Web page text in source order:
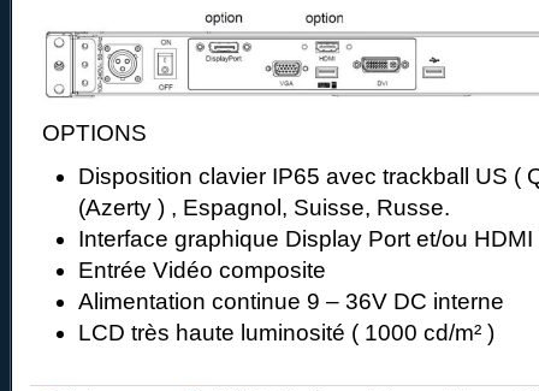
OPTIONS
Disposition clavier IP65 avec trackball US (
(Azerty ) , Espagnol, Suisse, Russe.
Interface graphique Display Port et/ou HDMI
Entrée Vidéo composite
Alimentation continue 9 – 36V DC interne
LCD très haute luminosité ( 1000 cd/m² )